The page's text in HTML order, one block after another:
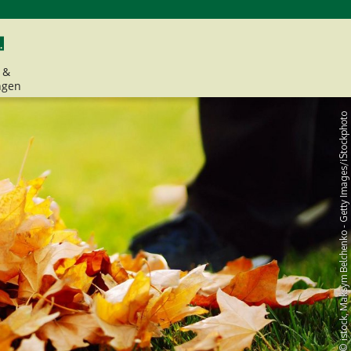
&
© istock, Maksym Belchenko - Getty Images/iStockphoto